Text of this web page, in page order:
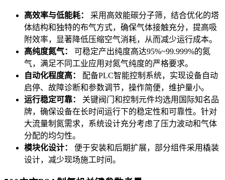
高效率与低能耗：
采用高效能碳分子筛，结合优化的塔
体结构和独特的布气方式，确保气体接触充分，提高吸
附效率，显著降低压缩空气消耗，从而减少运行成本。
高纯度氮气：
可稳定产出纯度高达95%~99.999%的氮
气，满足不同工业应用对氮气纯度的严格要求。
自动化程度高：
配备PLC智能控制系统，实现设备自动
启停、故障诊断和参数调节，操作简便，维护量小。
运行稳定可靠：
关键阀门和控制元件均选用国际知名品
牌，确保设备在长时间运行下的稳定性和可靠性。针对
大流量制氮需求，系统设计充分考虑了压力波动和气体
分配的均匀性。
模块化设计：
便于安装和后期扩展，部分组件采用橇装
设计，减少现场施工时间。